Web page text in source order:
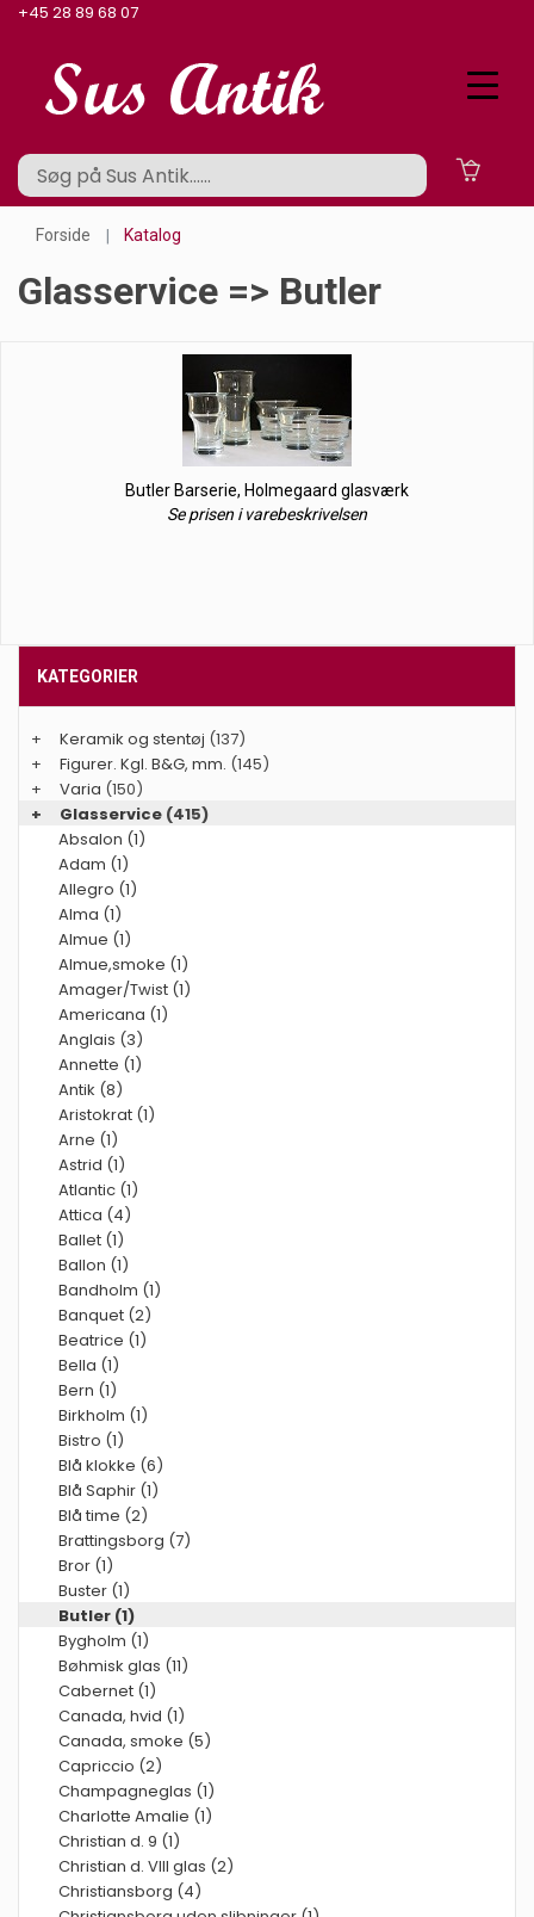
+45 28 89 68 07
Forside Katalog
Glasservice => Butler
Butler Barserie, Holmegaard glasværk
Se prisen i varebeskrivelsen
KATEGORIER
+ Keramik og stentøj (137)
+
Figurer. Kgl. B&G, mm. (145)
+
Varia (150)
+
Glasservice (415)
Absalon (1)
Adam (1)
Allegro (1)
Alma (1)
Almue (1)
Almue,smoke (1)
Amager/Twist (1)
Americana (1)
Anglais (3)
Annette (1)
Antik (8)
Aristokrat (1)
Arne (1)
Astrid (1)
Atlantic (1)
Attica (4)
Ballet (1)
Ballon (1)
Bandholm (1)
Banquet (2)
Beatrice (1)
Bella (1)
Bern (1)
Birkholm (1)
Bistro (1)
Blå klokke (6)
Blå Saphir (1)
Blå time (2)
Brattingsborg (7)
Bror (1)
Buster (1)
Butler (1)
Bygholm (1)
Bøhmisk glas (11)
Cabernet (1)
Canada, hvid (1)
Canada, smoke (5)
Capriccio (2)
Champagneglas (1)
Charlotte Amalie (1)
Christian d. 9 (1)
Christian d. VIII glas (2)
Christiansborg (4)